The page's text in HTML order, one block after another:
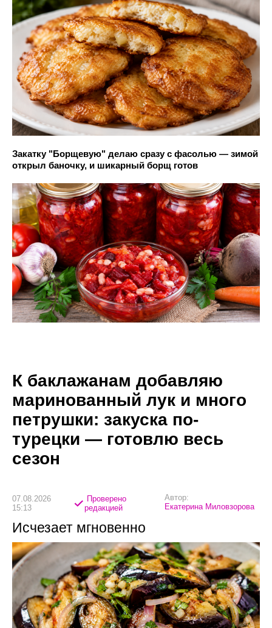
Закатку "Борщевую" делаю сразу с фасолью — зимой
открыл баночку, и шикарный борщ готов
К баклажанам добавляю
маринованный лук и много
петрушки: закуска по-
турецки — готовлю весь
сезон
07.08.2026
15:13
Проверено
редакцией
Автор:
Екатерина Миловзорова
Исчезает мгновенно